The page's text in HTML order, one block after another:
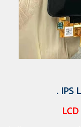
IPS